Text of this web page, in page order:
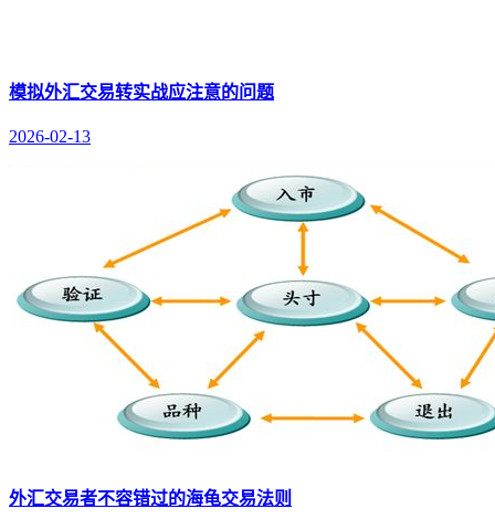
模拟外汇交易转实战应注意的问题
2026-02-13
外汇交易者不容错过的海龟交易法则